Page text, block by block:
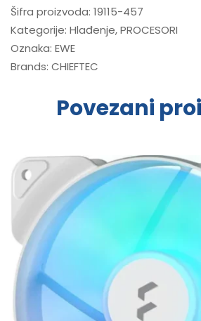
Šifra proizvoda: 19115-457
Kategorije: Hlađenje,PROCESORI
Oznaka: EWE
Brands: CHIEFTEC
Povezani